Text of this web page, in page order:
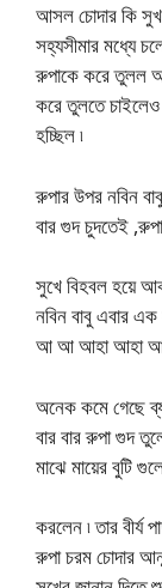
আসল চোদার কি
সহ্যসীমার মধ্যে
রুপাকে করে তুলল
করে তুলতে চাইলেও
হচ্ছিল ৷
রুপার উপর নবিন
বার গুদ চুদতেই
সুখে বিহবল হয়ে
নবিন বাবু এবার
আ আ আহা আহা আহ
অনেক কমে গেছে
বার বার রুপা গুদ
মাঝে মায়ের বুটি
করলেন ৷ তার বীর্য
রুপা চরম চোদার